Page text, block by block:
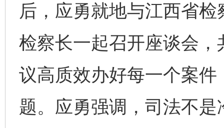
后，应勇就地与江西省
检察长一起召开座谈会
议高质效办好每一个案
题。应勇强调，司法不